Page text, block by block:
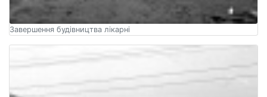
Завершення будівництва лікарні